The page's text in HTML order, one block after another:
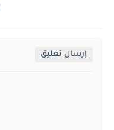
إرسال تعليق